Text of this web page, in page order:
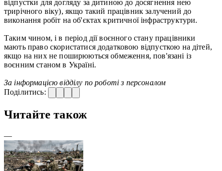
відпустки для догляду за дитиною до досягнення нею
трирічного віку), якщо такий працівник залучений до
виконання робіт на об'єктах критичної інфраструктури.
Таким чином, і в період дії воєнного стану працівники
мають право скористатися додатковою відпусткою на дітей,
якщо на них не поширюються обмеження, пов'язані із
воєнним станом в Україні.
За інформацією відділу по роботі з персоналом
Поділитись:
Читайте також
—